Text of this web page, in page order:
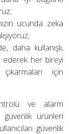
ucunda zeka
daha kullanışlı,
ederek her bireyi
için
ve alarm
ürünleri
güvenlik